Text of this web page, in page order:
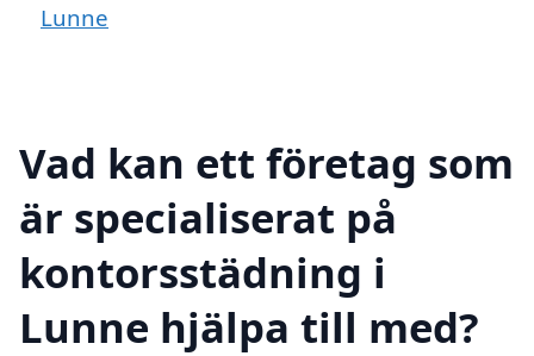
Lunne
Vad kan ett företag som
är specialiserat på
kontorsstädning i
Lunne hjälpa till med?